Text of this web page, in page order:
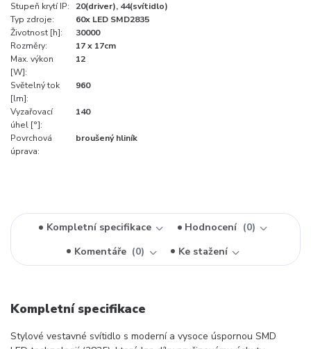
Stupeň krytí IP:
20(driver), 44(svítidlo)
Typ zdroje:
60x LED SMD2835
Životnost [h]:
30000
Rozměry:
17 x 17cm
Max. výkon
[W]:
12
Světelný tok
[lm]:
960
Vyzařovací
úhel [°]:
140
Povrchová
úprava:
broušený hliník
Kompletní specifikace Hodnocení
0
Komentáře
0 Ke stažení
Kompletní specifikace
Stylové vestavné svítidlo s moderní a vysoce úspornou SMD